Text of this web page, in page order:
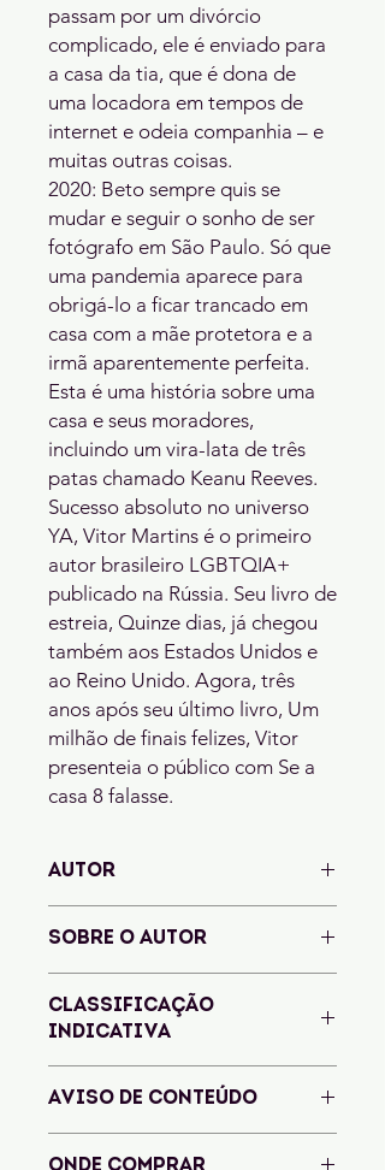
passam por um divórcio
complicado, ele é enviado para
a casa da tia, que é dona de
uma locadora em tempos de
internet e odeia companhia – e
muitas outras coisas.
2020: Beto sempre quis se
mudar e seguir o sonho de ser
fotógrafo em São Paulo. Só que
uma pandemia aparece para
obrigá-lo a ficar trancado em
casa com a mãe protetora e a
irmã aparentemente perfeita.
Esta é uma história sobre uma
casa e seus moradores,
incluindo um vira-lata de três
patas chamado Keanu Reeves.
Sucesso absoluto no universo
YA, Vitor Martins é o primeiro
autor brasileiro LGBTQIA+
publicado na Rússia. Seu livro de
estreia, Quinze dias, já chegou
também aos Estados Unidos e
ao Reino Unido. Agora, três
anos após seu último livro, Um
milhão de finais felizes, Vitor
presenteia o público com Se a
casa 8 falasse.
AUTOR
SOBRE O AUTOR
filmes, séries e pizza. É escritor,
tradutor e ilustrador e mora em São
Paulo com o namorado e seus dois
gatos insubordinados. Também é
autor de Quinze dias e Um milhão de
finais felizes, lançados pela Alt.
CLASSIFICAÇÃO
INDICATIVA
14 anos
AVISO DE CONTEÚDO